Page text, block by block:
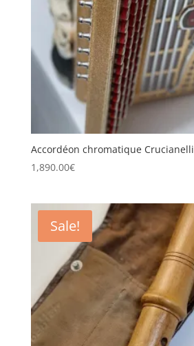
Accordéon chromatique Crucianelli
1,890.00€
Sale!